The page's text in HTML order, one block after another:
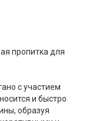
пропитка для
с участием
и быстро
образуя